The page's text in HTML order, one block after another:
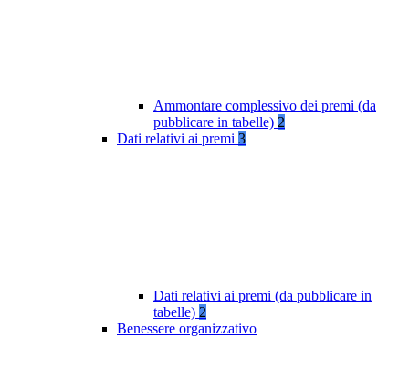
Ammontare complessivo dei premi (da
pubblicare in tabelle) 2
Dati relativi ai premi 3
Dati relativi ai premi (da pubblicare in
tabelle) 2
Benessere organizzativo